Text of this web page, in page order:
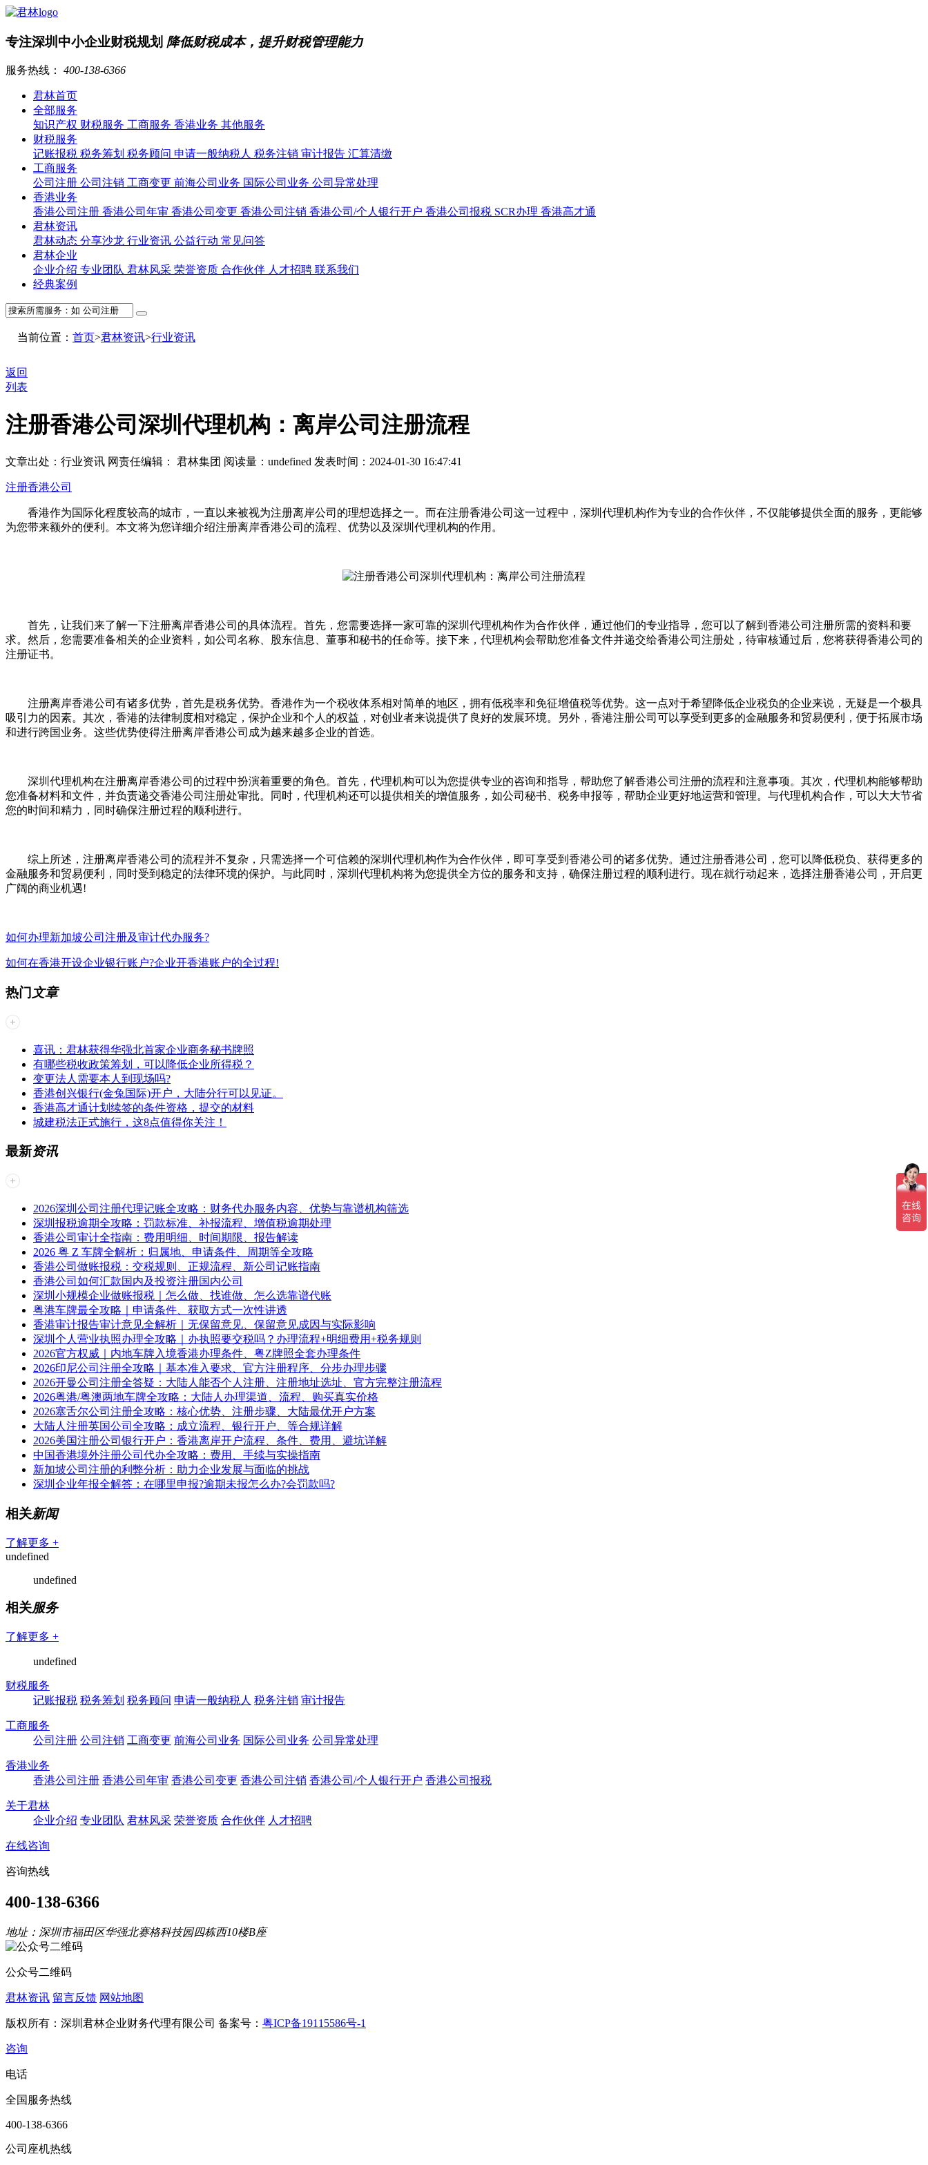
专注深圳中小企业财税规划 降低财税成本，提升财税管理能力
服务热线： 400-138-6366
君林首页
全部服务
知识产权 财税服务 工商服务 香港业务 其他服务
财税服务
记账报税 税务筹划 税务顾问 申请一般纳税人 税务注销 审计报告 汇算清缴
工商服务
公司注册 公司注销 工商变更 前海公司业务 国际公司业务 公司异常处理
香港业务
香港公司注册 香港公司年审 香港公司变更 香港公司注销 香港公司/个人银行开户 香港公司报税 SCR办理 香港高才通
君林资讯
君林动态 分享沙龙 行业资讯 公益行动 常见问答
君林企业
企业介绍 专业团队 君林风采 荣誉资质 合作伙伴 人才招聘 联系我们
经典案例
当前位置： 首页>君林资讯>行业资讯
返回
列表
注册香港公司深圳代理机构：离岸公司注册流程
文章出处：行业资讯 网责任编辑： 君林集团 阅读量： undefined 发表时间：2024-01-30 16:47:41
注册香港公司
香港作为国际化程度较高的城市，一直以来被视为注册离岸公司的理想选择之一。而在注册香港公司这一过程中，深圳代理机构作为专业的合作伙伴，不仅能够提供全面的服务，更能够
为您带来额外的便利。本文将为您详细介绍注册离岸香港公司的流程、优势以及深圳代理机构的作用。
首先，让我们来了解一下注册离岸香港公司的具体流程。首先，您需要选择一家可靠的深圳代理机构作为合作伙伴，通过他们的专业指导，您可以了解到香港公司注册所需的资料和要
求。然后，您需要准备相关的企业资料，如公司名称、股东信息、董事和秘书的任命等。接下来，代理机构会帮助您准备文件并递交给香港公司注册处，待审核通过后，您将获得香港公司的
注册证书。
注册离岸香港公司有诸多优势，首先是税务优势。香港作为一个税收体系相对简单的地区，拥有低税率和免征增值税等优势。这一点对于希望降低企业税负的企业来说，无疑是一个极具
吸引力的因素。其次，香港的法律制度相对稳定，保护企业和个人的权益，对创业者来说提供了良好的发展环境。另外，香港注册公司可以享受到更多的金融服务和贸易便利，便于拓展市场
和进行跨国业务。这些优势使得注册离岸香港公司成为越来越多企业的首选。
深圳代理机构在注册离岸香港公司的过程中扮演着重要的角色。首先，代理机构可以为您提供专业的咨询和指导，帮助您了解香港公司注册的流程和注意事项。其次，代理机构能够帮助
您准备材料和文件，并负责递交香港公司注册处审批。同时，代理机构还可以提供相关的增值服务，如公司秘书、税务申报等，帮助企业更好地运营和管理。与代理机构合作，可以大大节省
您的时间和精力，同时确保注册过程的顺利进行。
综上所述，注册离岸香港公司的流程并不复杂，只需选择一个可信赖的深圳代理机构作为合作伙伴，即可享受到香港公司的诸多优势。通过注册香港公司，您可以降低税负、获得更多的
金融服务和贸易便利，同时受到稳定的法律环境的保护。与此同时，深圳代理机构将为您提供全方位的服务和支持，确保注册过程的顺利进行。现在就行动起来，选择注册香港公司，开启更
广阔的商业机遇!
如何办理新加坡公司注册及审计代办服务?
如何在香港开设企业银行账户?企业开香港账户的全过程!
热门 文章
喜讯：君林获得华强北首家企业商务秘书牌照
有哪些税收政策筹划，可以降低企业所得税？
变更法人需要本人到现场吗?
香港创兴银行(金兔国际)开户，大陆分行可以见证。
香港高才通计划续签的条件资格，提交的材料
城建税法正式施行，这8点值得你关注！
最新资讯
2026深圳公司注册代理记账全攻略：财务代办服务内容、优势与靠谱机构筛选
深圳报税逾期全攻略：罚款标准、补报流程、增值税逾期处理
香港公司审计全指南：费用明细、时间期限、报告解读
2026 粤 Z 车牌全解析：归属地、申请条件、周期等全攻略
香港公司做账报税：交税规则、正规流程、新公司记账指南
香港公司如何汇款国内及投资注册国内公司
深圳小规模企业做账报税｜怎么做、找谁做、怎么选靠谱代账
粤港车牌最全攻略｜申请条件、获取方式一次性讲透
香港审计报告审计意见全解析｜无保留意见、保留意见成因与实际影响
深圳个人营业执照办理全攻略｜办执照要交税吗？办理流程+明细费用+税务规则
2026官方权威｜内地车牌入境香港办理条件、粤Z牌照全套办理条件
2026印尼公司注册全攻略｜基本准入要求、官方注册程序、分步办理步骤
2026开曼公司注册全答疑：大陆人能否个人注册、注册地址选址、官方完整注册流程
2026粤港/粤澳两地车牌全攻略：大陆人办理渠道、流程、购买真实价格
2026塞舌尔公司注册全攻略：核心优势、注册步骤、大陆最优开户方案
大陆人注册英国公司全攻略：成立流程、银行开户、等合规详解
2026美国注册公司银行开户：香港离岸开户流程、条件、费用、避坑详解
中国香港境外注册公司代办全攻略：费用、手续与实操指南
新加坡公司注册的利弊分析：助力企业发展与面临的挑战
深圳企业年报全解答：在哪里申报?逾期未报怎么办?会罚款吗?
相关新闻
了解更多 +
undefined
undefined
相关服务
了解更多 +
undefined
财税服务
记账报税 税务筹划 税务顾问 申请一般纳税人 税务注销 审计报告
工商服务
公司注册 公司注销 工商变更 前海公司业务 国际公司业务 公司异常处理
香港业务
香港公司注册 香港公司年审 香港公司变更 香港公司注销 香港公司/个人银行开户 香港公司报税
关于君林
企业介绍 专业团队 君林风采 荣誉资质 合作伙伴 人才招聘
在线咨询
咨询热线
400-138-6366
地址：深圳市福田区华强北赛格科技园四栋西10楼B座
公众号二维码
君林资讯 留言反馈 网站地图
版权所有：深圳君林企业财务代理有限公司 备案号： 粤ICP备19115586号-1
咨询
电话
全国服务热线
400-138-6366
公司座机热线